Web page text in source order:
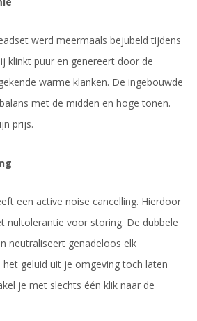
werd meermaals bejubeld tijdens
klinkt puur en genereert door de
warme klanken. De ingebouwde
met de midden en hoge tonen.
prijs.
een active noise cancelling. Hierdoor
nultolerantie voor storing. De dubbele
neutraliseert genadeloos elk
het geluid uit je omgeving toch laten
je met slechts één klik naar de